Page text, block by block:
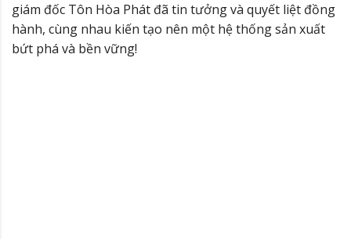
giám đốc Tôn Hòa Phát đã tin tưởng và quyết liệt đồng
hành, cùng nhau kiến tạo nên một hệ thống sản xuất
bứt phá và bền vững!